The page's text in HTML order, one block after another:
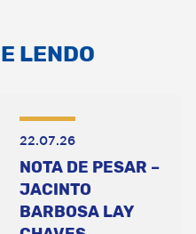
LENDO
22.07.26
NOTA DE PESAR –
JACINTO
BARBOSA LAY